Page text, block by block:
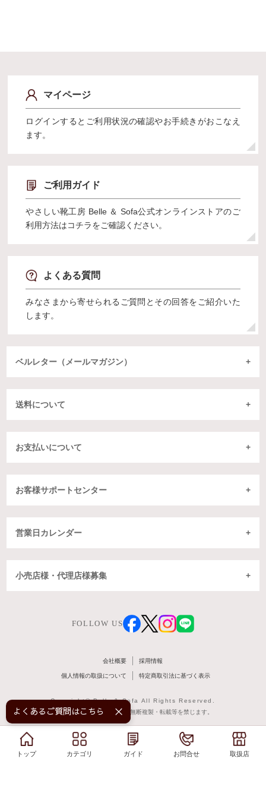
トップ カテゴリ ガイド お問合せ 取扱店
マイページ
ログインするとご利用状況の確認やお手続きがおこなえ
ます。
ご利用ガイド
やさしい靴工房 Belle ＆ Sofa公式オンラインストアのご
利用方法はコチラをご確認ください。
よくある質問
みなさまから寄せられるご質問とその回答をご紹介いた
します。
ベルレター（メールマガジン）
送料について
お支払いについて
お客様サポートセンター
営業日カレンダー
小売店様・代理店様募集
FOLLOW US
会社概要 採用情報
個人情報の取扱について 特定商取引法に基づく表示
Copyright© Belle & Sofa All Rights Reserved.
掲載記事・写真・図表などの無断複製・転載等を禁じます。
トップ カテゴリ ガイド お問合せ 取扱店
よくあるご質問はこちら！